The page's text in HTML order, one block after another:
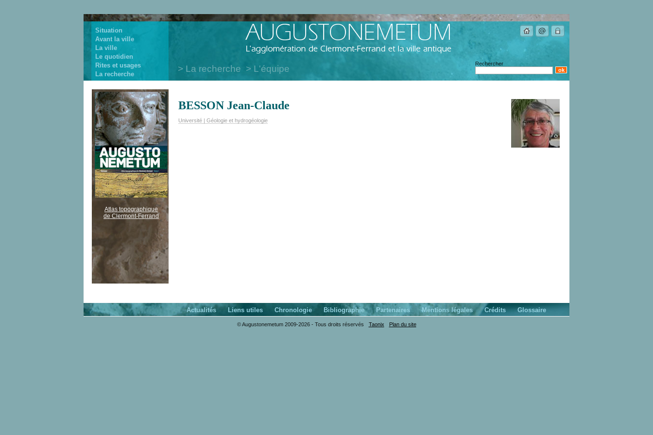
Situation
Avant la ville
La ville
Le quotidien
Rites et usages
La recherche
Rechercher
La recherche L'équipe
BESSON Jean-Claude
Université | Géologie et hydrogéologie
Atlas topographique
de Clermont-Ferrand
Actualités Liens utiles Chronologie Bibliographie Partenaires Mentions légales Crédits Glossaire
© Augustonemetum 2009-2026 - Tous droits réservés Taonix Plan du site